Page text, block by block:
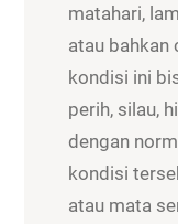
matahari,
atau bahkan
kondisi ini
perih, silau,
dengan
kondisi
atau mata